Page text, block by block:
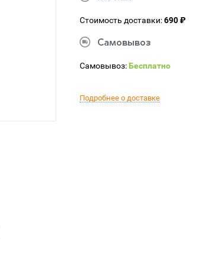
Стоимость доставки:690 ₽
Самовывоз
Самовывоз:Бесплатно
Подробнее о доставке